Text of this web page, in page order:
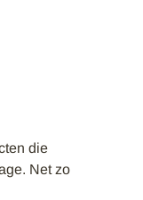
die
Net zo